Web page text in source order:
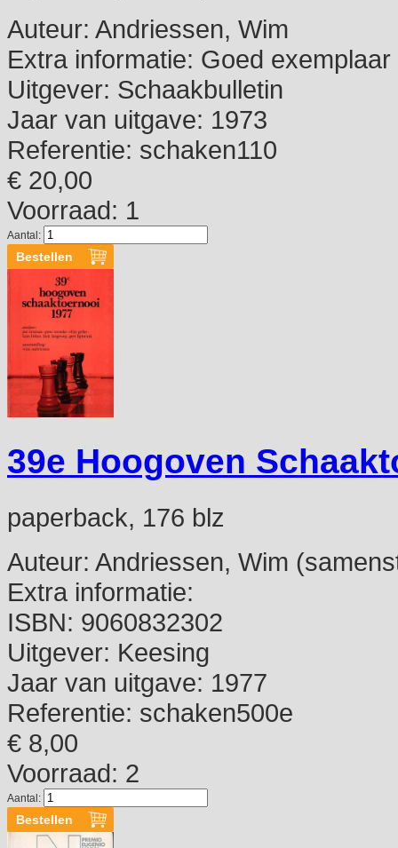
Auteur: Andriessen, Wim
Extra informatie: Goed exemplaar
Uitgever: Schaakbulletin
Jaar van uitgave: 1973
Referentie: schaken110
€ 20,00
Voorraad: 1
Aantal:
39e Hoogoven
paperback, 176 blz
Auteur: Andriessen, Wim
Extra informatie:
ISBN: 9060832302
Uitgever: Keesing
Jaar van uitgave: 1977
Referentie: schaken500e
€ 8,00
Voorraad: 2
Aantal: